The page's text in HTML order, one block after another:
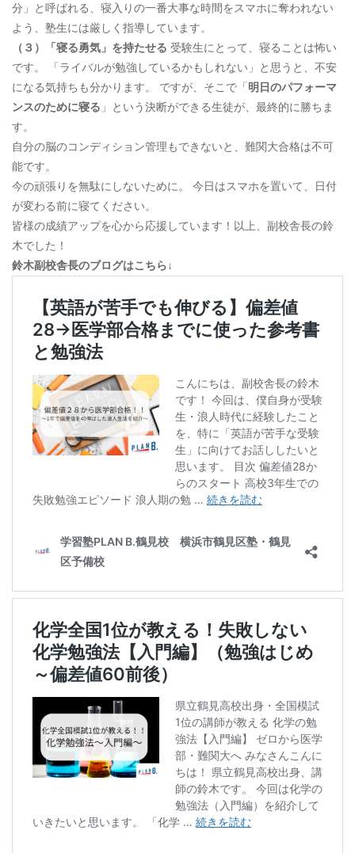
分」と呼ばれる、寝入りの一番大事な時間をスマホに奪われない
よう、塾生には厳しく指導しています。
（３）「寝る勇気」を持たせる 受験生にとって、寝ることは怖い
です。 「ライバルが勉強しているかもしれない」と思うと、不安
になる気持ちも分かります。 ですが、そこで「 明日のパフォーマ
ンスのために寝る 」という決断ができる生徒が、最終的に勝ちま
す。
自分の脳のコンディション管理もできないと、難関大合格は不可
能です。
今の頑張りを無駄にしないために。 今日はスマホを置いて、日付
が変わる前に寝てください。
皆様の成績アップを心から応援しています！以上、副校舎長の鈴
木でした！
鈴木副校舎長のブログはこちら↓